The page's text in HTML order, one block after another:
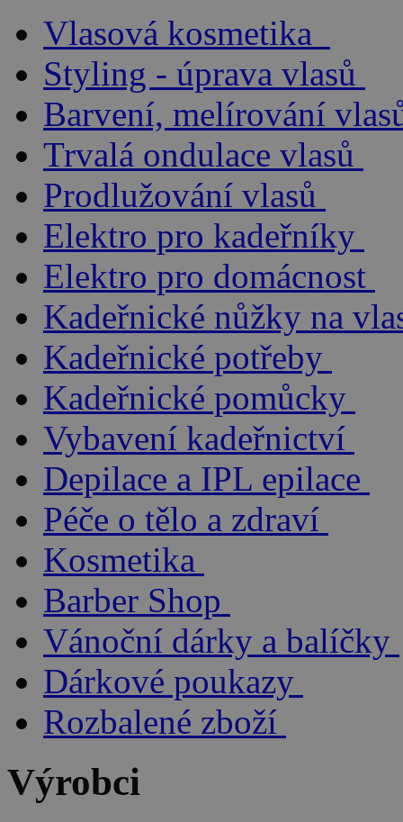
Vlasová kosmetika
Styling - úprava vlasů
Barvení, melírování
Trvalá ondulace vlasů
Prodlužování vlasů
Elektro pro kadeřníky
Elektro pro domácnost
Kadeřnické nůžky na
Kadeřnické potřeby
Kadeřnické pomůcky
Vybavení kadeřnictví
Depilace a IPL epilace
Péče o tělo a zdraví
Kosmetika
Barber Shop
Vánoční dárky a balíčky
Dárkové poukazy
Rozbalené zboží
Výrobci